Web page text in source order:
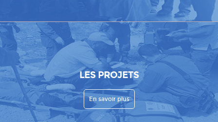
LES PROJETS
En savoir plus